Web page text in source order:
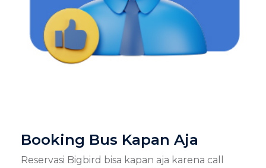
Booking Bus Kapan Aja
Reservasi Bigbird bisa kapan aja karena call